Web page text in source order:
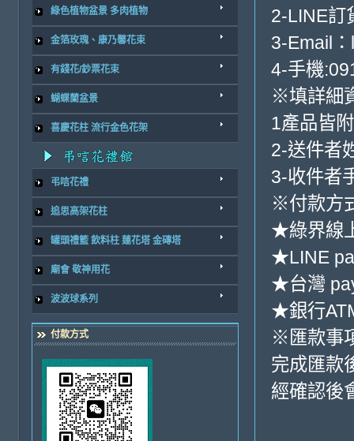
綠色植物盆景 多肉植物
金箔玫瑰、康乃馨花束
有錢花/鈔票花束
蝴蝶蘭盆景
喜慶花柱 流行金色花架
弔唁花禮
追思高架花柱
罐頭禮籃 飲料柱 蓮花塔 金磚塔
廟會 敬神用花
波波球系列
付款方式
2-LINE訂
3-Email
4-手機
※填詳細
1產品皆
2-送件者
3-收件者
※付款方
★綠界線
★LINE
★台灣
★銀行
※匯款事
完成匯款
經確認後